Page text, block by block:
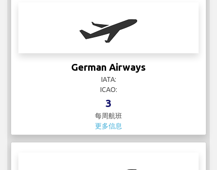
German Airways
IATA:
ICAO:
3
每周航班
更多信息